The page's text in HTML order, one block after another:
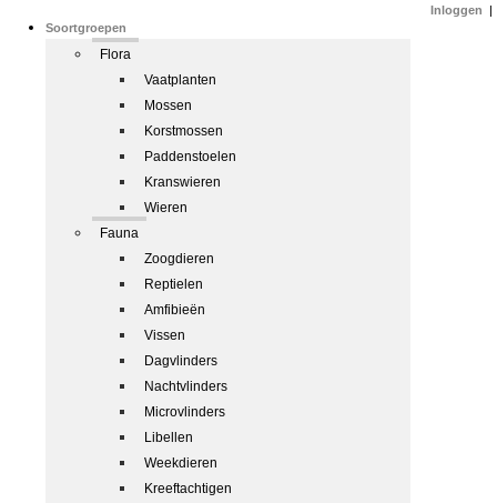
Soortgroepen
Flora
Vaatplanten
Mossen
Korstmossen
Paddenstoelen
Kranswieren
Wieren
Fauna
Zoogdieren
Reptielen
Amfibieën
Vissen
Dagvlinders
Nachtvlinders
Microvlinders
Libellen
Weekdieren
Kreeftachtigen
Inloggen |